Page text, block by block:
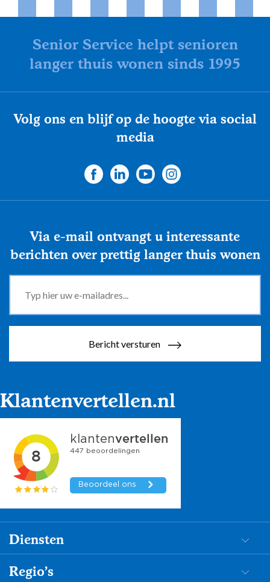
Senior Service helpt senioren
langer thuis wonen sinds 1995
Volg ons en blijf op de hoogte via social
media
Via e-mail ontvangt u interessante
berichten over prettig langer thuis wonen
Bericht versturen
Klantenvertellen.nl
Diensten
Dementiezorg
Regio's